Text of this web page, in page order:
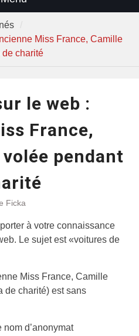
Miss France, Camille
charité
le web :
France,
pendant
Ficka
à votre connaissance
Le sujet est «voitures de
Miss France, Camille
de charité) est sans
nom d’anonymat